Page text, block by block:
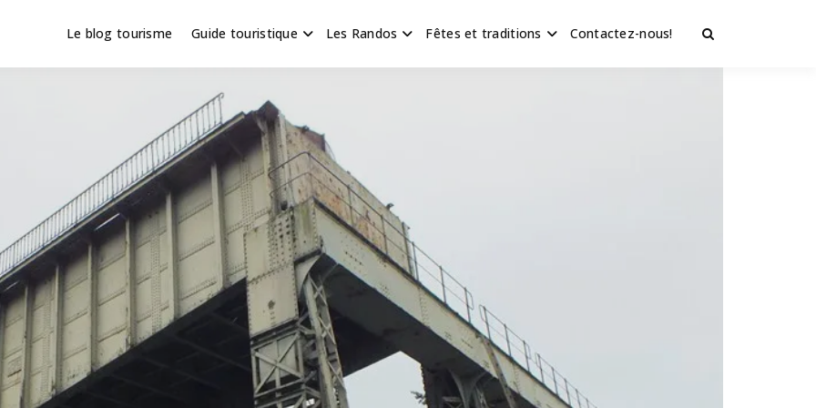
en Hauts de France
Le blog tourisme Guide touristique Les Randos Fêtes et traditions Contactez-nous!